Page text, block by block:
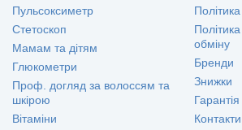
Пульсоксиметр
Стетоскоп
Мамам та дітям
Глюкометри
Проф. догляд за волоссям та
шкірою
Вітаміни
обміну
Бренди
Знижки
Контакти